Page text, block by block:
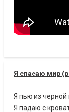
Я спасаю мир
Я пью из черной
Я падаю с